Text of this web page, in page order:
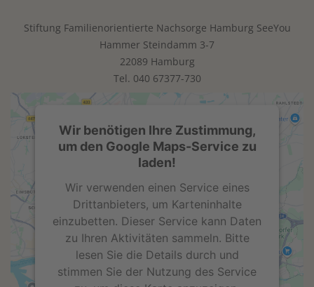
Akzeptieren
powered byUsercentrics Consent
Management Platform
Stiftung Familienorientierte Nachsorge Hamburg SeeYou
Hammer Steindamm 3-7
22089 Hamburg
Tel. 040 67377-730
Wir benötigen Ihre Zustimmung,
um den Google Maps-Service zu
laden!
Wir verwenden einen Service eines
Drittanbieters, um Karteninhalte
einzubetten. Dieser Service kann Daten
zu Ihren Aktivitäten sammeln. Bitte
lesen Sie die Details durch und
stimmen Sie der Nutzung des Service